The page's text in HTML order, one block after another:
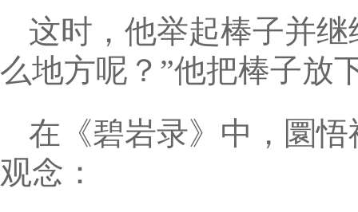
这时，他举起棒子并
么地方呢？”他把棒子放
在《碧岩录》中，圜
观念：